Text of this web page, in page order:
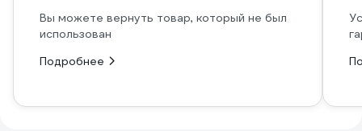
Вы можете вернуть товар, который не был
использован
Подробнее